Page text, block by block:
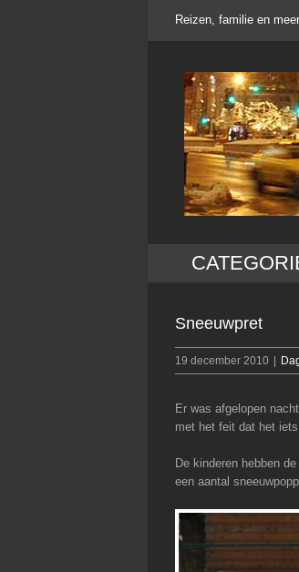
Reizen, familie en
Sneeuwpret
19 december 2010
Er was afgelopen
met het feit dat het
De kinderen hebben
een aantal